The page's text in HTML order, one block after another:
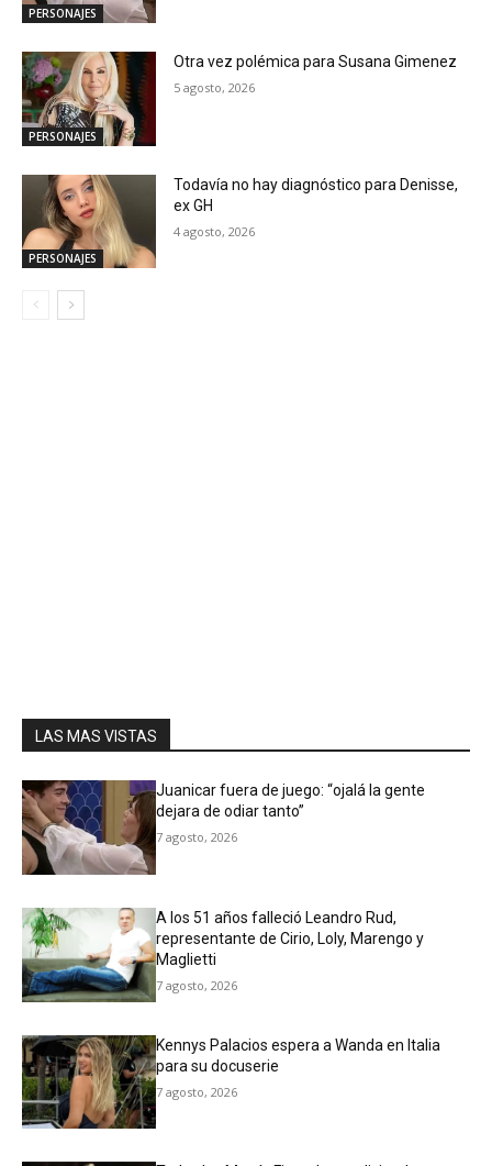
PERSONAJES
PERSONAJES
Otra vez polémica para Susana Gimenez
5 agosto, 2026
PERSONAJES
Todavía no hay diagnóstico para Denisse,
ex GH
4 agosto, 2026
LAS MAS VISTAS
Juanicar fuera de juego: “ojalá la gente
dejara de odiar tanto”
7 agosto, 2026
A los 51 años falleció Leandro Rud,
representante de Cirio, Loly, Marengo y
Maglietti
7 agosto, 2026
Kennys Palacios espera a Wanda en Italia
para su docuserie
7 agosto, 2026